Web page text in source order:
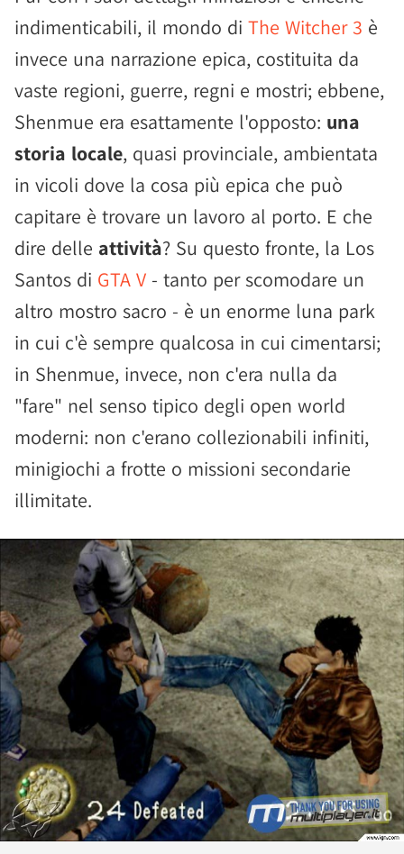
indimenticabili, il mondo di The Witcher 3 è
invece una narrazione epica, costituita da
vaste regioni, guerre, regni e mostri; ebbene,
Shenmue era esattamente l'opposto: una
storia locale, quasi provinciale, ambientata
in vicoli dove la cosa più epica che può
capitare è trovare un lavoro al porto. E che
dire delle attività? Su questo fronte, la Los
Santos di GTA V - tanto per scomodare un
altro mostro sacro - è un enorme luna park
in cui c'è sempre qualcosa in cui cimentarsi;
in Shenmue, invece, non c'era nulla da
"fare" nel senso tipico degli open world
moderni: non c'erano collezionabili infiniti,
minigiochi a frotte o missioni secondarie
illimitate.